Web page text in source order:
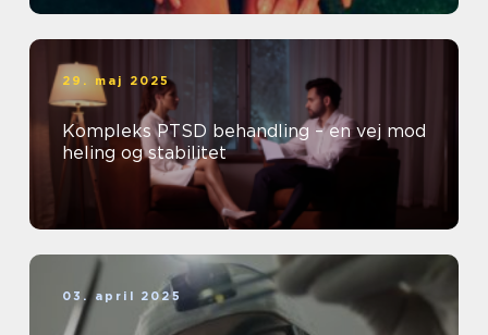
29. maj 2025
Kompleks PTSD behandling – en vej mod
heling og stabilitet
03. april 2025